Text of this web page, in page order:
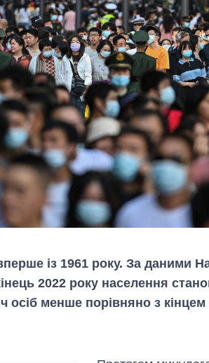
із 1961 року. За даними
2022 року населення
осіб менше порівняно з кінцем